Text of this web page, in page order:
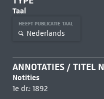
Taal
HEEFT PUBLICATIE TAAL
Nederlands
ANNOTATIES / TITEL
Notities
1e dr.: 1892